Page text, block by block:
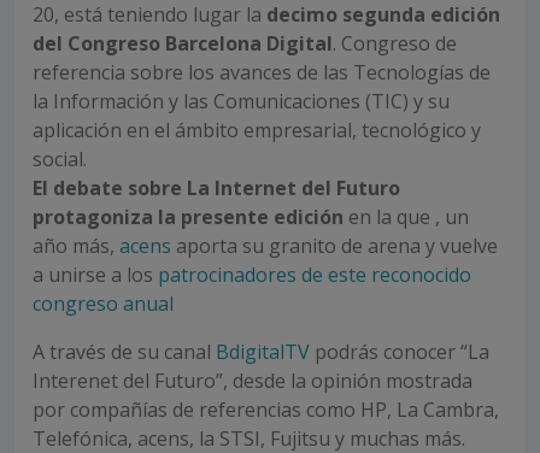
20, está teniendo lugar la decimo segunda edición
del Congreso Barcelona Digital. Congreso de
referencia sobre los avances de las Tecnologías de
la Información y las Comunicaciones (TIC) y su
aplicación en el ámbito empresarial, tecnológico y
social.
El debate sobre La Internet del Futuro
protagoniza la presente edición en la que , un
año más, acens aporta su granito de arena y vuelve
a unirse a los patrocinadores de este reconocido
congreso anual
A través de su canal BdigitalTV podrás conocer “La
Interenet del Futuro”, desde la opinión mostrada
por compañías de referencias como HP, La Cambra,
Telefónica, acens, la STSI, Fujitsu y muchas más.